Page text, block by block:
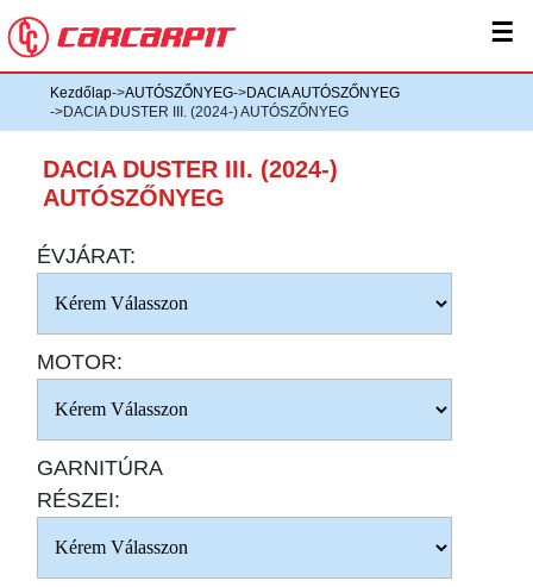
☰
Kezdőlap->AUTÓSZŐNYEG->DACIA AUTÓSZŐNYEG
->DACIA DUSTER III. (2024-) AUTÓSZŐNYEG
DACIA DUSTER III. (2024-)
AUTÓSZŐNYEG
ÉVJÁRAT:
MOTOR:
GARNITÚRA
RÉSZEI: